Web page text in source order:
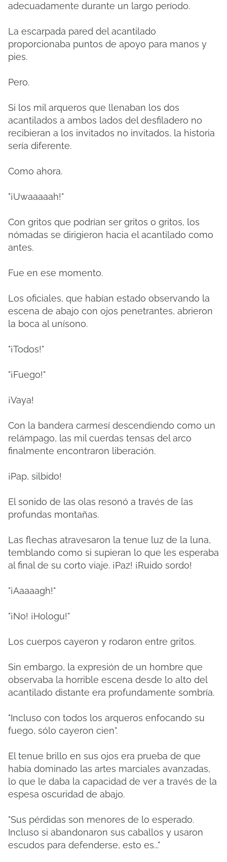
adecuadamente durante un largo período.
La escarpada pared del acantilado
proporcionaba puntos de apoyo para manos y
pies.
Pero.
Si los mil arqueros que llenaban los dos
acantilados a ambos lados del desfiladero no
recibieran a los invitados no invitados, la historia
sería diferente.
Como ahora.
"¡Uwaaaaah!"
Con gritos que podrían ser gritos o gritos, los
nómadas se dirigieron hacia el acantilado como
antes.
Fue en ese momento.
Los oficiales, que habían estado observando la
escena de abajo con ojos penetrantes, abrieron
la boca al unísono.
"¡Todos!"
"¡Fuego!"
¡Vaya!
Con la bandera carmesí descendiendo como un
relámpago, las mil cuerdas tensas del arco
finalmente encontraron liberación.
¡Pap, silbido!
El sonido de las olas resonó a través de las
profundas montañas.
Las flechas atravesaron la tenue luz de la luna,
temblando como si supieran lo que les esperaba
al final de su corto viaje. ¡Paz! ¡Ruido sordo!
"¡Aaaaagh!"
"¡No! ¡Hologu!"
Los cuerpos cayeron y rodaron entre gritos.
Sin embargo, la expresión de un hombre que
observaba la horrible escena desde lo alto del
acantilado distante era profundamente sombría.
"Incluso con todos los arqueros enfocando su
fuego, sólo cayeron cien".
El tenue brillo en sus ojos era prueba de que
había dominado las artes marciales avanzadas,
lo que le daba la capacidad de ver a través de la
espesa oscuridad de abajo.
"Sus pérdidas son menores de lo esperado.
Incluso si abandonaron sus caballos y usaron
escudos para defenderse, esto es..."